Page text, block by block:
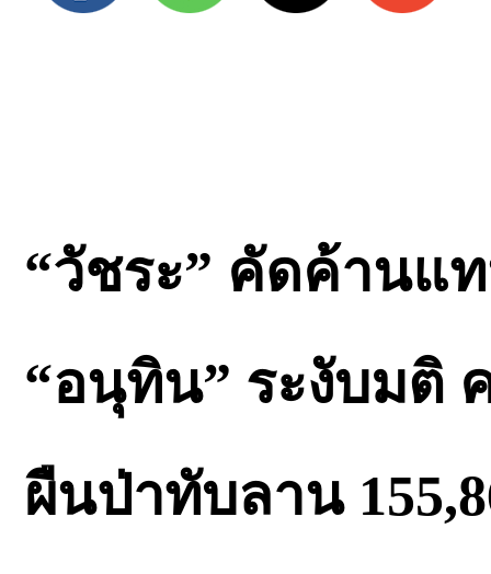
“วัชระ” คัดค้านแ
“อนุทิน” ระงับมติ
ผืนป่าทับลาน